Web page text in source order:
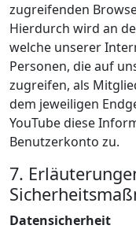
zugreifenden
Hierdurch wird an
welche unserer
Personen, die auf
zugreifen, als
dem jeweiligen
YouTube diese
Benutzerkonto zu.
7.
Datensicherheit